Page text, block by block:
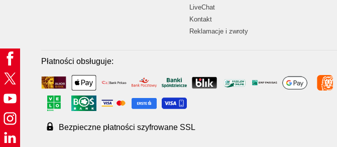
LiveChat
Kontakt
Reklamacje i zwroty
Płatności obsługuje:
Bezpieczne płatności szyfrowane SSL